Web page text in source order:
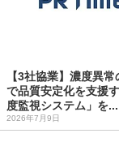
【3社協業】濃度異
で品質安定化を支援
度監視システム」を...
2026年7月9日